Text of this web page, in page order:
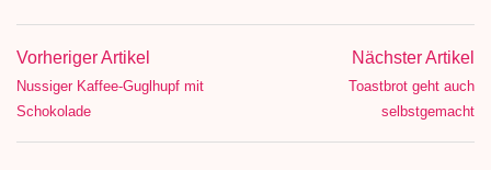
Vorheriger Artikel
Nussiger Kaffee-Guglhupf mit
Schokolade
Nächster Artikel
Toastbrot geht auch
selbstgemacht